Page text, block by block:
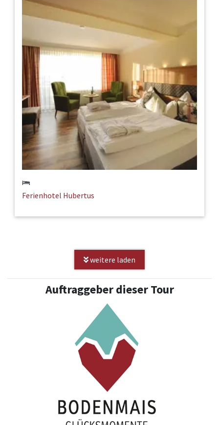
Ferienhotel Hubertus
weitere laden
Auftraggeber dieser Tour